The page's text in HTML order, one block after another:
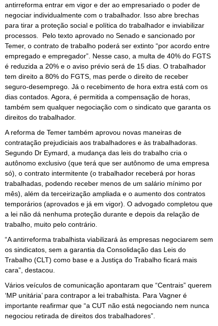
antirreforma entrar em vigor e der ao empresariado o poder de
negociar individualmente com o trabalhador. Isso abre brechas
para tirar a proteção social e política do trabalhador e inviabilizar
processos. Pelo texto aprovado no Senado e sancionado por
Temer, o contrato de trabalho poderá ser extinto “por acordo entre
empregado e empregador”. Nesse caso, a multa de 40% do FGTS
é reduzida a 20% e o aviso prévio será de 15 dias. O trabalhador
tem direito a 80% do FGTS, mas perde o direito de receber
seguro-desemprego. Já o recebimento de hora extra está com os
dias contados. Agora, é permitida a compensação de horas,
também sem qualquer negociação com o sindicato que garanta os
direitos do trabalhador.
A reforma de Temer também aprovou novas maneiras de
contratação prejudiciais aos trabalhadores e às trabalhadoras.
Segundo Dr Eymard, a mudança das leis do trabalho cria o
autônomo exclusivo (que terá que ser autônomo de uma empresa
só), o contrato intermitente (o trabalhador receberá por horas
trabalhadas, podendo receber menos de um salário mínimo por
mês), além da terceirização ampliada e o aumento dos contratos
temporários (aprovados e já em vigor). O advogado completou que
a lei não dá nenhuma proteção durante e depois da relação de
trabalho, muito pelo contrário.
“A antirreforma trabalhista viabilizará às empresas negociarem sem
os sindicatos, sem a garantia da Consolidação das Leis do
Trabalho (CLT) como base e a Justiça do Trabalho ficará mais
cara”, destacou.
Vários veículos de comunicação apontaram que “Centrais” querem
‘MP unitária’ para contrapor a lei trabalhista. Para Vagner é
importante reafirmar que “a CUT não está negociando nem nunca
negociou retirada de direitos dos trabalhadores”.